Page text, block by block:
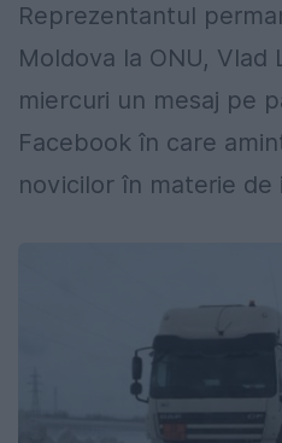
Reprezentantul
Moldova la ONU, Vlad
miercuri un mesaj pe
Facebook în care
novicilor în materie de